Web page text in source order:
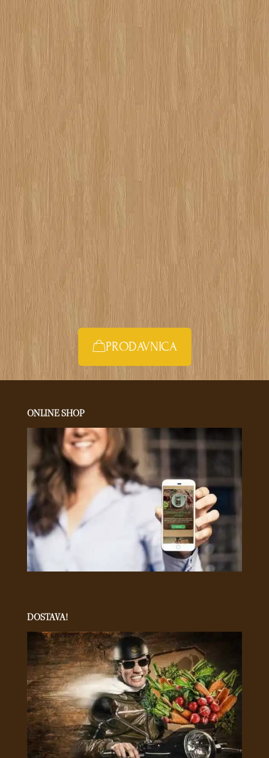
Ko smo mi? – BioPijaca je Vaša prva i jedina online
prodavnica za svežu organsku hranu, sveže organsko
voće i povrće, sveže konvencionalno voće i povrće i
ostale prirodne, organske i zdrave namirnice, sa
dostavom na kućnu adresu! (Za iznose iznad 500din).
Cilj? – Vi, zdrava ishrana, zdrav način života,
najkvalitetniji proizvodi i ponuda, razumne cene i
uslovi – su razlog i cilj postojanja BioPijace! Kakvi
smo? – Naše osoblje je ljubazno, apsolutno
posvećeno Vama i stručno u svom poslu. Trudimo se
da u ponudi imamo što širi asortiman, pre svega
Kako radimo? – Vaša BioPijaca nabavlja svežu robu
SVAKI DAN i cilj nam je da smanjimo standardne
komplikovane metode dostave na minimum. Email:
info@biopijaca.com
PRODAVNICA
ONLINE SHOP
DOSTAVA!